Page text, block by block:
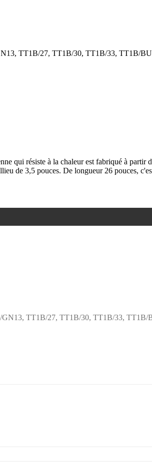
TT1B/27, TT1B/30, TT1B/33, TT1B/
qui résiste à la chaleur est fabriqué à
de 3,5 pouces. De longueur 26 pouces,
GN13, TT1B/27, TT1B/30, TT1B/33, TT1B/